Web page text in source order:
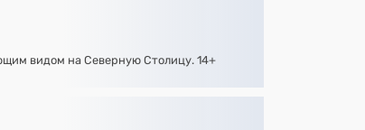
видом на Северную Столицу. 14+